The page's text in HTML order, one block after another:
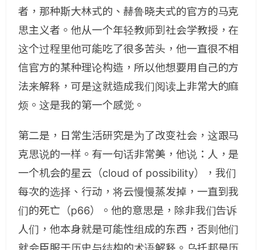
者，那种斯大林式的、赫鲁晓夫式的官方的马克
思主义者。他从一个年轻教师到社会学教授，在
这个过程里他可能吃了很多苦头，他一直很不相
信官方的某种理论构造，所以他想要用自己的方
法来解释，可是这就造成我们阅读上非常大的麻
烦。这是我的第一个感觉。
第二是，日常生活研究是为了改变社会，这跟马
克思说的一样。有一句话非常美，他说：人，是
一个机会的星云（cloud of possibility），我们
每次的选择、行动，将云慢慢蒸发掉，一直到我
们的死亡（p66）。他的意思是，除非我们告诉
人们，他本身就是可能性组成的东西，否则他们